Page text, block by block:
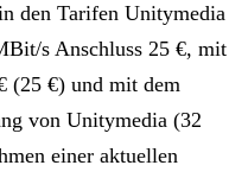
den Tarifen Unitymedia
s Anschluss 25 €, mit
(25 €) und mit dem
von Unitymedia (32
einer aktuellen